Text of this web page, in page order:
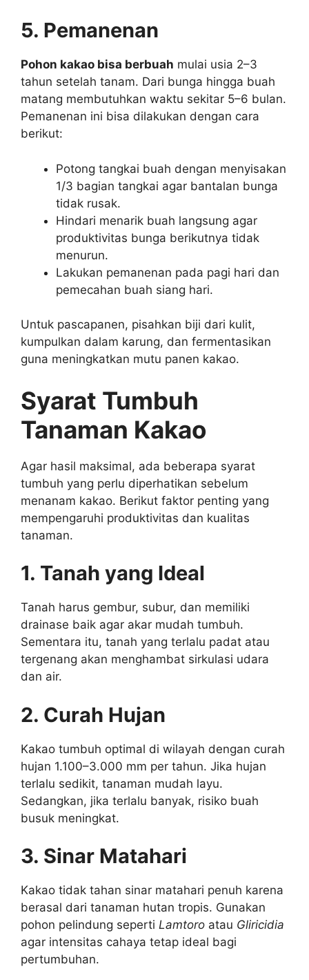
5. Pemanenan
Pohon kakao bisa berbuah mulai usia 2–3
tahun setelah tanam. Dari bunga hingga buah
matang membutuhkan waktu sekitar 5–6 bulan.
Pemanenan ini bisa dilakukan dengan cara
berikut:
Potong tangkai buah dengan menyisakan
1/3 bagian tangkai agar bantalan bunga
tidak rusak.
Hindari menarik buah langsung agar
produktivitas bunga berikutnya tidak
menurun.
Lakukan pemanenan pada pagi hari dan
pemecahan buah siang hari.
Untuk pascapanen, pisahkan biji dari kulit,
kumpulkan dalam karung, dan fermentasikan
guna meningkatkan mutu panen kakao.
Syarat Tumbuh
Tanaman Kakao
Agar hasil maksimal, ada beberapa syarat
tumbuh yang perlu diperhatikan sebelum
menanam kakao. Berikut faktor penting yang
mempengaruhi produktivitas dan kualitas
tanaman.
1. Tanah yang Ideal
Tanah harus gembur, subur, dan memiliki
drainase baik agar akar mudah tumbuh.
Sementara itu, tanah yang terlalu padat atau
tergenang akan menghambat sirkulasi udara
dan air.
2. Curah Hujan
Kakao tumbuh optimal di wilayah dengan curah
hujan 1.100–3.000 mm per tahun. Jika hujan
terlalu sedikit, tanaman mudah layu.
Sedangkan, jika terlalu banyak, risiko buah
busuk meningkat.
3. Sinar Matahari
Kakao tidak tahan sinar matahari penuh karena
berasal dari tanaman hutan tropis. Gunakan
pohon pelindung seperti Lamtoro atau Gliricidia
agar intensitas cahaya tetap ideal bagi
pertumbuhan.